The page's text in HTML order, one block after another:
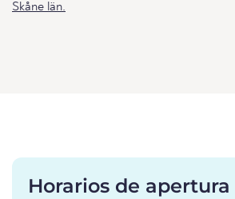
Skåne län.
Horarios de apertura